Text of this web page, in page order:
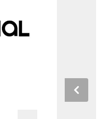
Previous